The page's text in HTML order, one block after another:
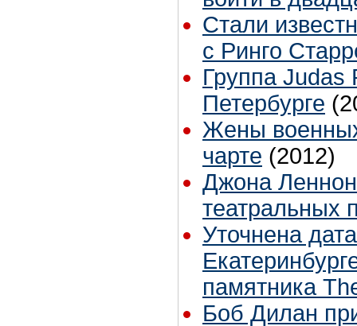
Стали
с Ринго
Группа Judas
Петербурге
Жены
чарте (2012)
Джона
театральных
Уточнена
памятника
Боб Дилан